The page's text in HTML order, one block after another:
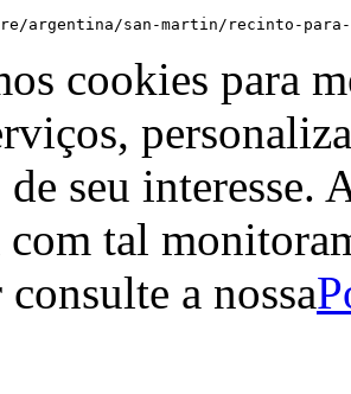
argentina/san-martin/recinto-para-
cookies para
seu interesse.
tal
a nossa